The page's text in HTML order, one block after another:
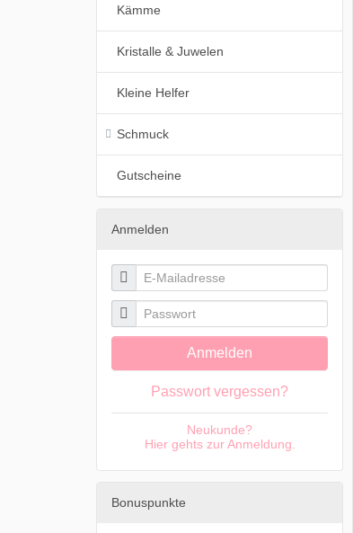
Kämme
Kristalle & Juwelen
Kleine Helfer
Schmuck
Gutscheine
Anmelden
 E-Mailadresse
 Passwort
Anmelden
Passwort vergessen?
Neukunde?
Hier gehts zur Anmeldung.
Bonuspunkte